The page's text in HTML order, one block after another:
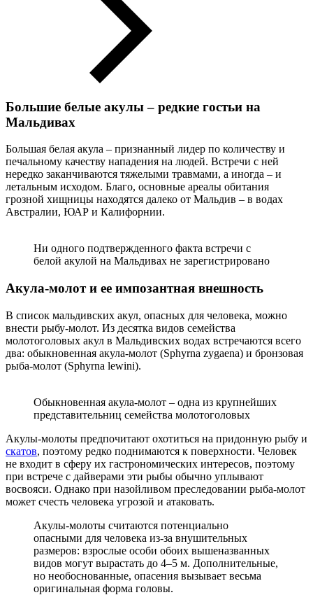
Большие белые акулы – редкие гостьи на
Мальдивах
Большая белая акула – признанный лидер по количеству и
печальному качеству нападения на людей. Встречи с ней
нередко заканчиваются тяжелыми травмами, а иногда – и
летальным исходом. Благо, основные ареалы обитания
грозной хищницы находятся далеко от Мальдив – в водах
Австралии, ЮАР и Калифорнии.
Ни одного подтвержденного факта встречи с
белой акулой на Мальдивах не зарегистрировано
Акула-молот и ее импозантная внешность
В список мальдивских акул, опасных для человека, можно
внести рыбу-молот. Из десятка видов семейства
молотоголовых акул в Мальдивских водах встречаются всего
два: обыкновенная акула-молот (Sphyrna zygaena) и бронзовая
рыба-молот (Sphyrna lewini).
Обыкновенная акула-молот – одна из крупнейших
представительниц семейства молотоголовых
Акулы-молоты предпочитают охотиться на придонную рыбу и
скатов, поэтому редко поднимаются к поверхности. Человек
не входит в сферу их гастрономических интересов, поэтому
при встрече с дайверами эти рыбы обычно уплывают
восвояси. Однако при назойливом преследовании рыба-молот
может счесть человека угрозой и атаковать.
Акулы-молоты считаются потенциально
опасными для человека из-за внушительных
размеров: взрослые особи обоих вышеназванных
видов могут вырастать до 4–5 м. Дополнительные,
но необоснованные, опасения вызывает весьма
оригинальная форма головы.